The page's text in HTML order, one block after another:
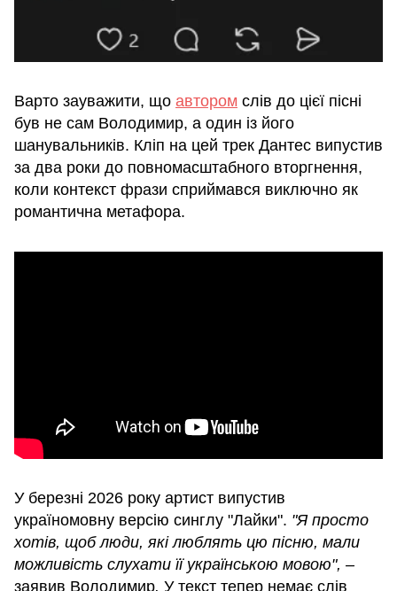
Варто зауважити, що автором слів до цієї пісні
був не сам Володимир, а один із його
шанувальників. Кліп на цей трек Дантес випустив
за два роки до повномасштабного вторгнення,
коли контекст фрази сприймався виключно як
романтична метафора.
У березні 2026 року артист випустив
україномовну версію синглу "Лайки". "Я просто
хотів, щоб люди, які люблять цю пісню, мали
можливість слухати її українською мовою", –
заявив Володимир. У текст тепер немає слів